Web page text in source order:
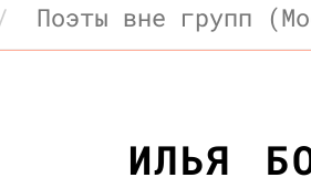
Поэты вне групп
ИЛЬЯ